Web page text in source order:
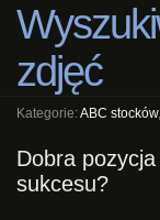
zdjęć
Kategorie:ABC stocków,
Dobra
sukcesu?